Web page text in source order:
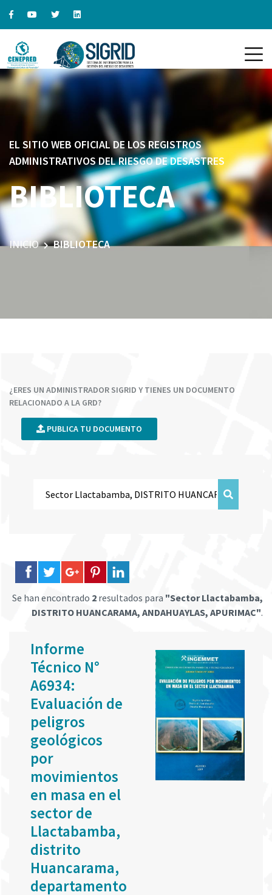
EL SITIO WEB OFICIAL DE LOS REGISTROS
ADMINISTRATIVOS DEL RIESGO DE DESASTRES
BIBLIOTECA
INICIO BIBLIOTECA
¿ERES UN ADMINISTRADOR SIGRID Y TIENES UN DOCUMENTO
RELACIONADO A LA GRD?
PUBLICA TU DOCUMENTO
Se han encontrado 2 resultados para "Sector Llactabamba,
DISTRITO HUANCARAMA, ANDAHUAYLAS, APURIMAC".
Informe
Técnico N°
A6934:
Evaluación de
peligros
geológicos
por
movimientos
en masa en el
sector de
Llactabamba,
distrito
Huancarama,
departamento